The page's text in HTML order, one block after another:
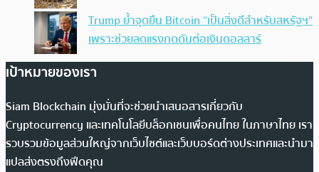
Trump ย้ำจุดยืน Bitcoin “เป็นสิ่งดีสำหรับสหรัฐฯ”
เพราะช่วยลดแรงกดดันต่อเงินดอลลาร์
เป้าหมายของเรา
Siam Blockchain มุ่งมั่นที่จะช่วยนำเสนอสารเกี่ยวกับ
Cryptocurrency และเทคโนโลยีบล็อกเชนเพื่อคนไทย ในภาษาไทย เรา
รวบรวมข้อมูลส่วนใหญ่จากเว็บไซต์และเว็บบอร์ดต่างประเทศและนำมา
แปลส่งตรงถึงฟีดคุณ